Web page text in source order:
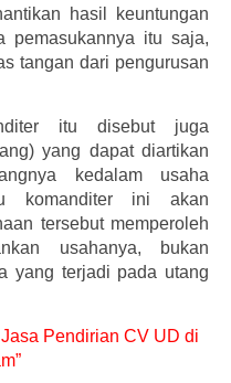
hasil keuntungan
pemasukannya itu saja,
tangan dari pengurusan
itu disebut juga
yang dapat diartikan
kedalam usaha
komanditer ini akan
tersebut memperoleh
usahanya, bukan
yang terjadi pada utang
Pendirian CV UD di